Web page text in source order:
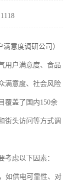
满意度调研公司 ）
用户满意度、食品
满意度、社会风险
覆盖了国内150余
街头访问等方式调
考虑以下因素：
如供电可靠性、对